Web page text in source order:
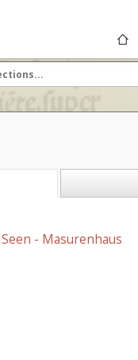
- Masurenhaus